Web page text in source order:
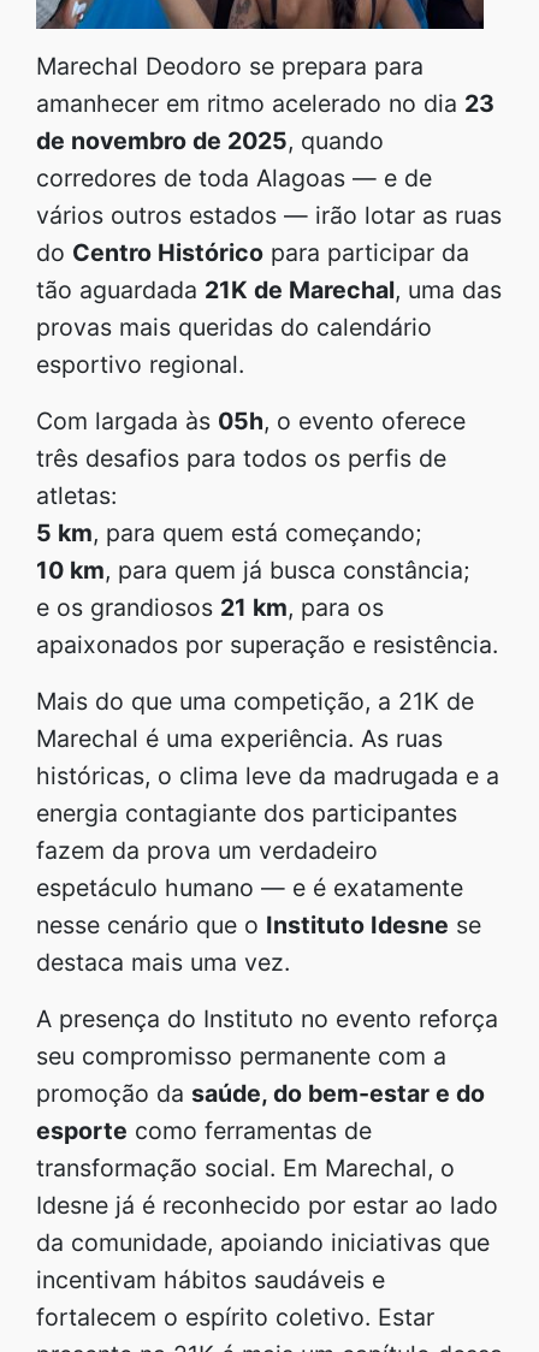
Marechal Deodoro se prepara para
amanhecer em ritmo acelerado no dia 23
de novembro de 2025, quando
corredores de toda Alagoas — e de
vários outros estados — irão lotar as ruas
do Centro Histórico para participar da
tão aguardada 21K de Marechal, uma das
provas mais queridas do calendário
esportivo regional.
Com largada às 05h, o evento oferece
três desafios para todos os perfis de
atletas:
5 km, para quem está começando;
10 km, para quem já busca constância;
e os grandiosos 21 km, para os
apaixonados por superação e resistência.
Mais do que uma competição, a 21K de
Marechal é uma experiência. As ruas
históricas, o clima leve da madrugada e a
energia contagiante dos participantes
fazem da prova um verdadeiro
espetáculo humano — e é exatamente
nesse cenário que o Instituto Idesne se
destaca mais uma vez.
A presença do Instituto no evento reforça
seu compromisso permanente com a
promoção da saúde, do bem-estar e do
esporte como ferramentas de
transformação social. Em Marechal, o
Idesne já é reconhecido por estar ao lado
da comunidade, apoiando iniciativas que
incentivam hábitos saudáveis e
fortalecem o espírito coletivo. Estar